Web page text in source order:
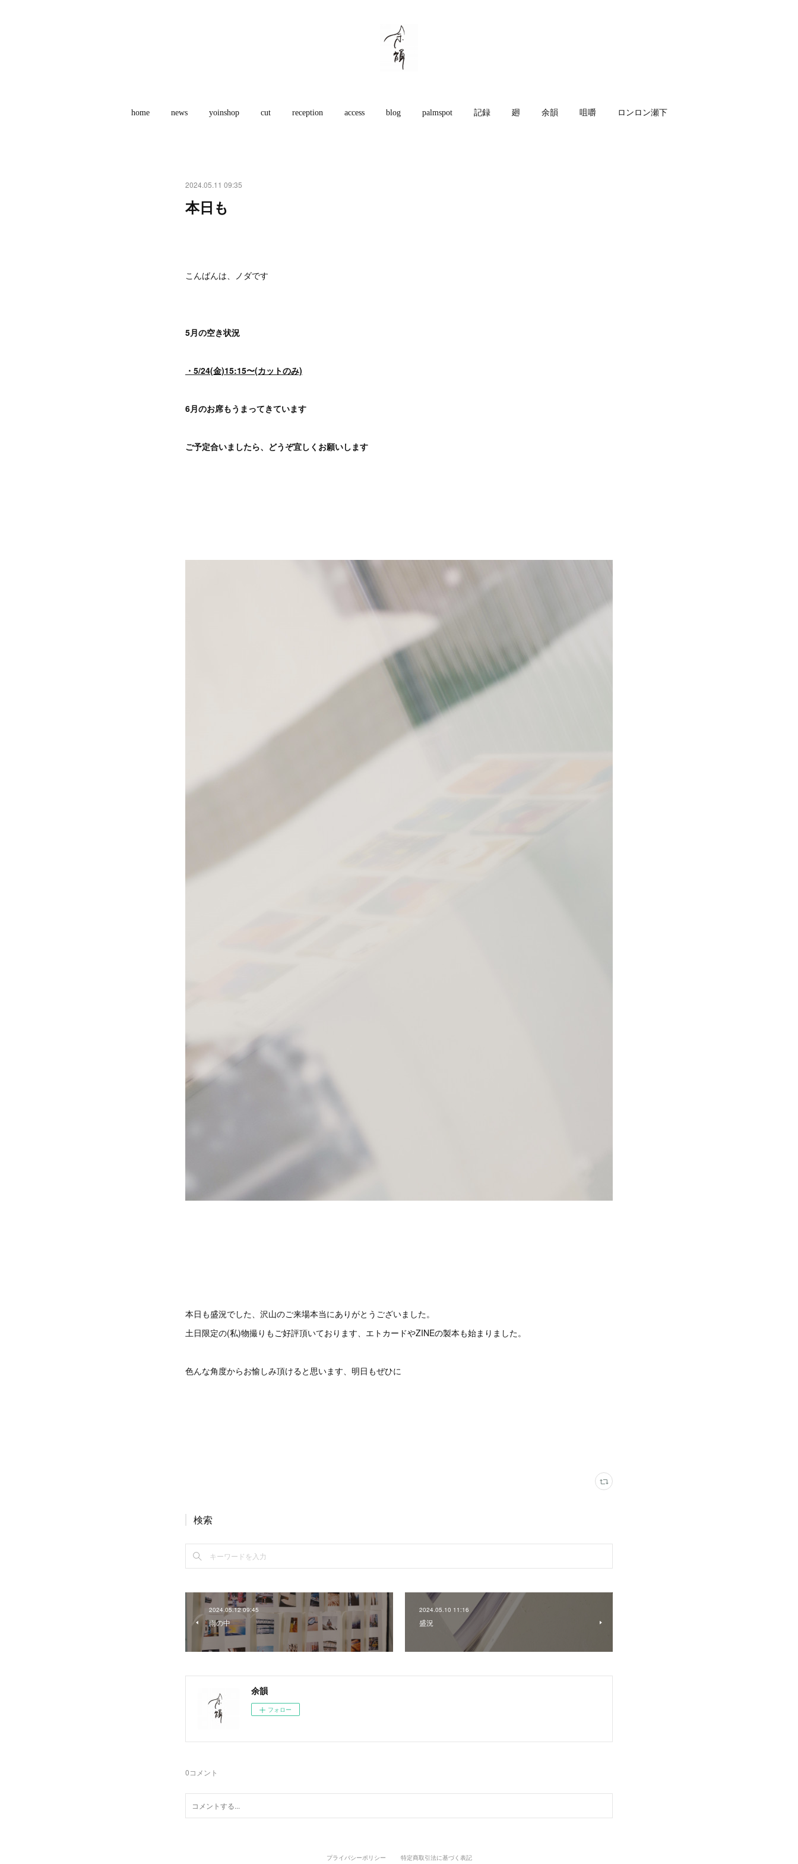
home news yoinshop cut reception access blog palmspot 記録 廻 余韻 咀嚼 ロンロン瀬下
2024.05.11 09:35
本日も
こんばんは、ノダです
5月の空き状況
・5/24(金)15:15〜(カットのみ)
6月のお席もうまってきています
ご予定合いましたら、どうぞ宜しくお願いします
本日も盛況でした、沢山のご来場本当にありがとうございました。
土日限定の(私)物撮りもご好評頂いております、エトカードやZINEの製本も始まりました。
色んな角度からお愉しみ頂けると思います、明日もぜひに
検索
2024.05.12 09:45
雨の中
2024.05.10 11:16
盛況
余韻
フォロー
0コメント
プライバシーポリシー 特定商取引法に基づく表記